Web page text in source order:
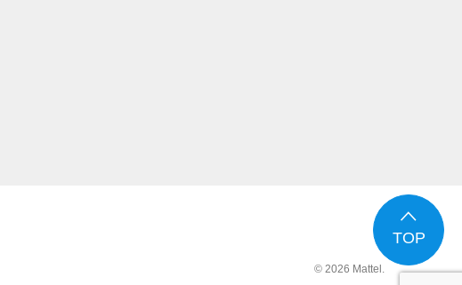
TOP
© 2026 Mattel.